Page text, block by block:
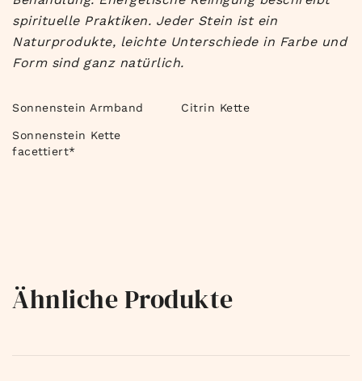
spirituelle Praktiken. Jeder Stein ist ein
Naturprodukte, leichte Unterschiede in Farbe und
Form sind ganz natürlich.
Sonnenstein Armband Citrin Kette
Sonnenstein Kette
facettiert*
Ähnliche Produkte